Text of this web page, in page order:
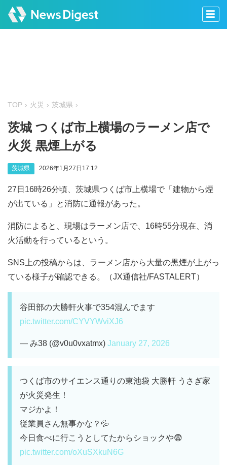
TOP 火災 茨城県
茨城 つくば市上横場のラーメン店で
火災 黒煙上がる
茨城県 2026年1月27日17:12
27日16時26分頃、茨城県つくば市上横場で「建物から煙
が出ている」と消防に通報があった。
消防によると、現場はラーメン店で、16時55分現在、消
火活動を行っているという。
SNS上の投稿からは、ラーメン店から大量の黒煙が上がっ
ている様子が確認できる。（JX通信社/FASTALERT）
谷田部の大勝軒火事で354混んでます
pic.twitter.com/CYVYWviXJ6
— み38 (@v0u0vxatmx) January 27, 2026
つくば市のサイエンス通りの東池袋 大勝軒 うさぎ家
が火災発生！
マジかよ！
従業員さん無事かな？💦
今日食べに行こうとしてたからショックや😨
pic.twitter.com/oXuSXkuN6G